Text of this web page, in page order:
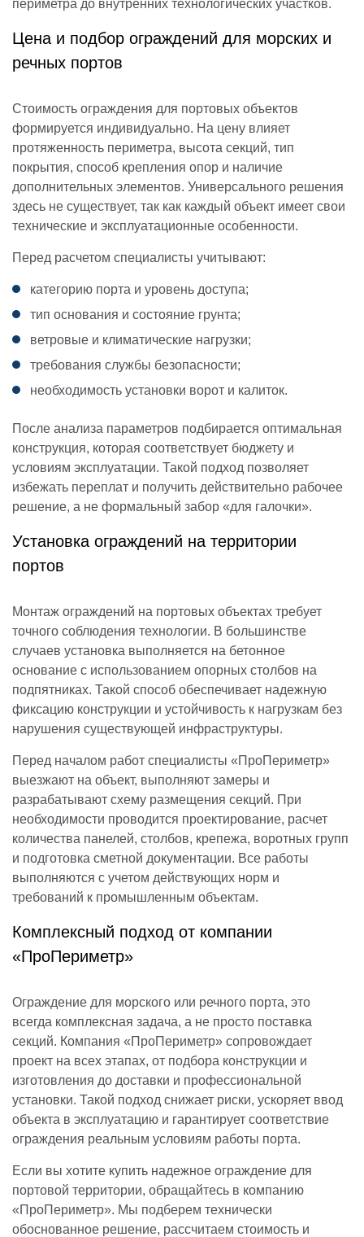
периметра до внутренних технологических участков.
Цена и подбор ограждений для морских и
речных портов
Стоимость ограждения для портовых объектов
формируется индивидуально. На цену влияет
протяженность периметра, высота секций, тип
покрытия, способ крепления опор и наличие
дополнительных элементов. Универсального решения
здесь не существует, так как каждый объект имеет свои
технические и эксплуатационные особенности.
Перед расчетом специалисты учитывают:
категорию порта и уровень доступа;
тип основания и состояние грунта;
ветровые и климатические нагрузки;
требования службы безопасности;
необходимость установки ворот и калиток.
После анализа параметров подбирается оптимальная
конструкция, которая соответствует бюджету и
условиям эксплуатации. Такой подход позволяет
избежать переплат и получить действительно рабочее
решение, а не формальный забор «для галочки».
Установка ограждений на территории
портов
Монтаж ограждений на портовых объектах требует
точного соблюдения технологии. В большинстве
случаев установка выполняется на бетонное
основание с использованием опорных столбов на
подпятниках. Такой способ обеспечивает надежную
фиксацию конструкции и устойчивость к нагрузкам без
нарушения существующей инфраструктуры.
Перед началом работ специалисты «ПроПериметр»
выезжают на объект, выполняют замеры и
разрабатывают схему размещения секций. При
необходимости проводится проектирование, расчет
количества панелей, столбов, крепежа, воротных групп
и подготовка сметной документации. Все работы
выполняются с учетом действующих норм и
требований к промышленным объектам.
Комплексный подход от компании
«ПроПериметр»
Ограждение для морского или речного порта, это
всегда комплексная задача, а не просто поставка
секций. Компания «ПроПериметр» сопровождает
проект на всех этапах, от подбора конструкции и
изготовления до доставки и профессиональной
установки. Такой подход снижает риски, ускоряет ввод
объекта в эксплуатацию и гарантирует соответствие
ограждения реальным условиям работы порта.
Если вы хотите купить надежное ограждение для
портовой территории, обращайтесь в компанию
«ПроПериметр». Мы подберем технически
обоснованное решение, рассчитаем стоимость и